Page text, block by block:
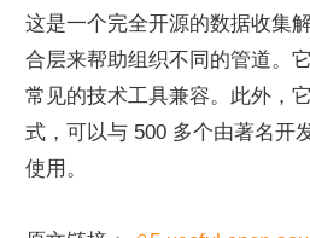
这是一个完全开源的数据收集
合层来帮助组织不同的管道。
常见的技术工具兼容。此外，
式，可以与 500 多个由著名开
使用。